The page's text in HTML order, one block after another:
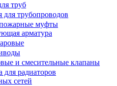
труб
для трубопроводов
муфты
арматура
и смесительные клапаны
для радиаторов
сетей